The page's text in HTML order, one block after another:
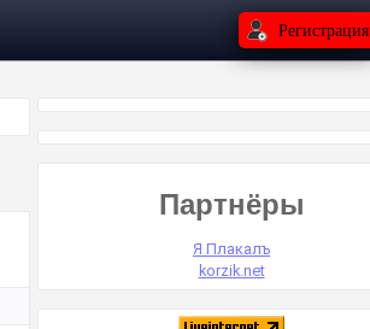
Регистрация
Партнёры
Я Плакалъ
korzik.net